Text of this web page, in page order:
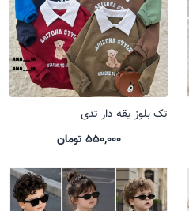
تک بلوز یقه دار تدی
550,000 تومان